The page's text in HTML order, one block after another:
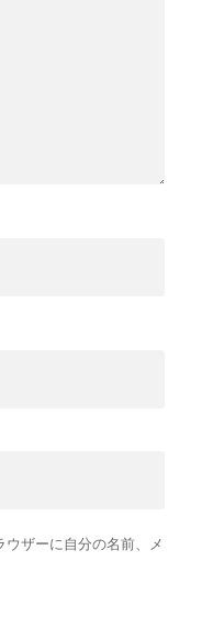
ザーに自分の名前、メ